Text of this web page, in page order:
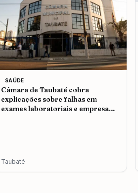
SAÚDE
Câmara de Taubaté cobra
explicações sobre falhas em
exames laboratoriais e empresa
Taubaté